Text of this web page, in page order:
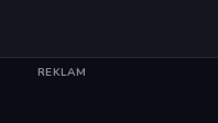
REKLAM